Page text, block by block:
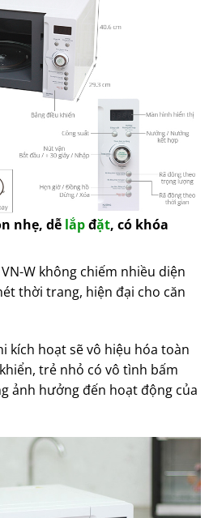
nhẹ, dễ lắpđặt, có khóa
W không chiếm nhiều diện
thời trang, hiện đại cho căn
kích hoạt sẽ vô hiệu hóa toàn
trẻ nhỏ có vô tình bấm
ảnh hưởng đến hoạt động của